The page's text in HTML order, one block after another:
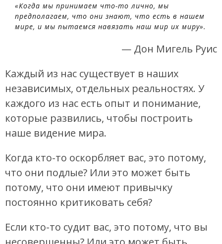
«Когда мы принимаем что-то лично, мы
предполагаем, что они знают, что есть в нашем
мире, и мы пытаемся навязать наш мир их миру».
— Дон Мигель Руис
Каждый из нас существует в наших
независимых, отдельных реальностях. У
каждого из нас есть опыт и понимание,
которые развились, чтобы построить
наше видение мира.
Когда кто-то оскорбляет вас, это потому,
что они подлые? Или это может быть
потому, что они имеют привычку
постоянно критиковать себя?
Если кто-то судит вас, это потому, что вы